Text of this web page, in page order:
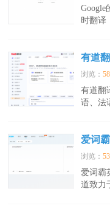
Google
时翻译
有道
浏览：58
有道翻
语、法
爱词霸
浏览：53
爱词霸
道致力